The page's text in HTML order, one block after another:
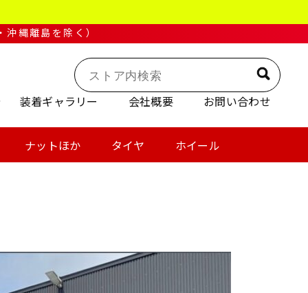
沖縄離島を除く）
装着ギャラリー 会社概要 お問い合わせ
ナットほか タイヤ ホイール